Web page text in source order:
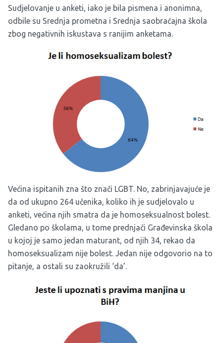
Sudjelovanje u anketi, iako je bila pismena i anonimna,
odbile su Srednja prometna i Srednja saobraćajna škola
zbog negativnih iskustava s ranijim anketama.
Većina ispitanih zna što znači LGBT. No, zabrinjavajuće je
da od ukupno 264 učenika, koliko ih je sudjelovalo u
anketi, većina njih smatra da je homoseksualnost bolest.
Gledano po školama, u tome prednjači Građevinska škola
u kojoj je samo jedan maturant, od njih 34, rekao da
homoseksualizam nije bolest. Jedan nije odgovorio na to
pitanje, a ostali su zaokružili ‘da’.